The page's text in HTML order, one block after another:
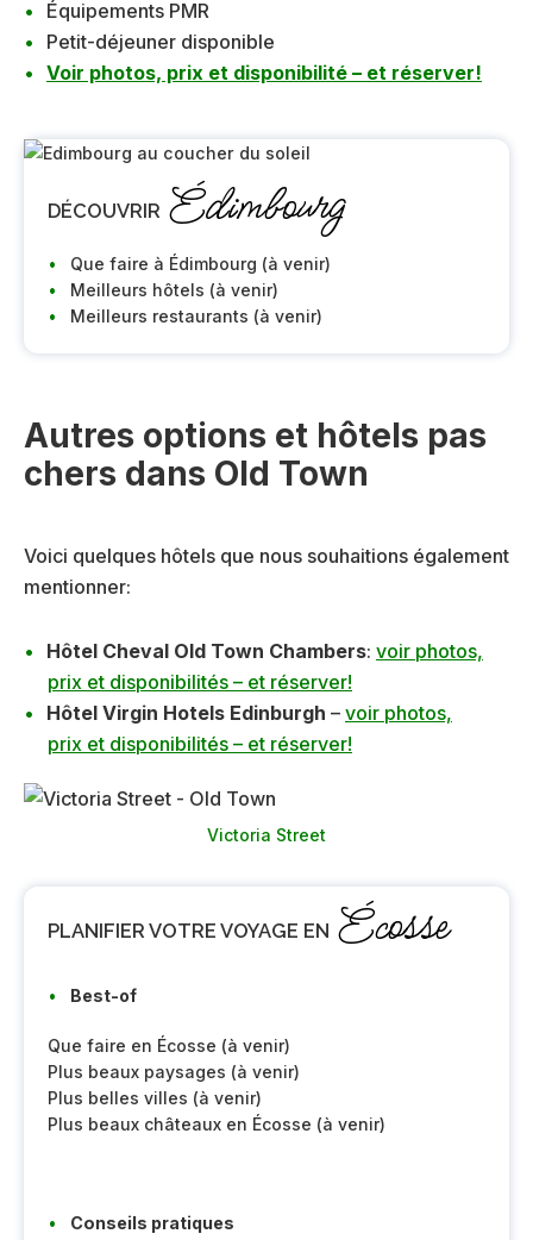
Équipements PMR
Petit-déjeuner disponible
Voir photos, prix et disponibilité – et réserver!
DÉCOUVRIR Édimbourg
Que faire à Édimbourg (à venir)
Meilleurs hôtels (à venir)
Meilleurs restaurants (à venir)
Autres options et hôtels pas
chers dans Old Town
Voici quelques hôtels que nous souhaitions également
mentionner:
Hôtel Cheval Old Town Chambers: voir photos,
prix et disponibilités – et réserver!
Hôtel Virgin Hotels Edinburgh – voir photos,
prix et disponibilités – et réserver!
Victoria Street
PLANIFIER VOTRE VOYAGE EN Écosse
Best-of
Que faire en Écosse (à venir)
Plus beaux paysages (à venir)
Plus belles villes (à venir)
Plus beaux châteaux en Écosse (à venir)
Conseils pratiques